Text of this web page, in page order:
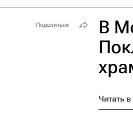
В
Читать в
Поделиться